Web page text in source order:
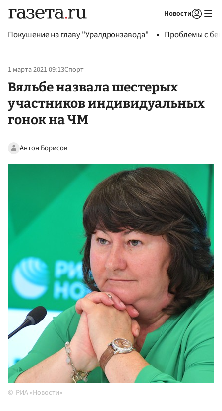
Новости
Покушение на главу "Уралдронзавода" Проблемы с
1 марта 2021 09:13Спорт
Вяльбе назвала шестерых
участников индивидуальных
гонок на ЧМ
Антон Борисов
РИА «Новости»